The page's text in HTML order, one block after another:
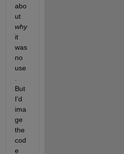
abo
ut
why
it
was
no
use
But
I'd
ima
ge
the
cod
e